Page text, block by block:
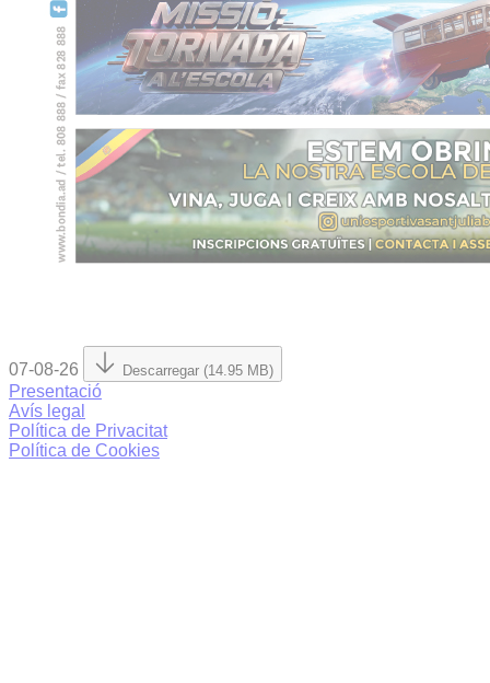
07-08-26 Descarregar (14.95 MB)
Presentació
Avís legal
Política de Privacitat
Política de Cookies